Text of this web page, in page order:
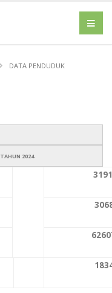
DATA PENDUDUK
2024